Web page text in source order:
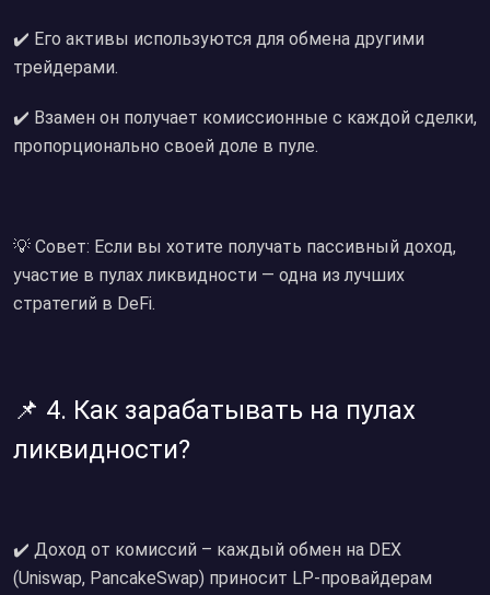
✔️ Его активы используются для обмена другими
трейдерами.
✔️ Взамен он получает комиссионные с каждой сделки,
пропорционально своей доле в пуле.
💡 Совет: Если вы хотите получать пассивный доход,
участие в пулах ликвидности — одна из лучших
стратегий в DeFi.
📌 4. Как зарабатывать на пулах
ликвидности?
✔️ Доход от комиссий – каждый обмен на DEX
(Uniswap, PancakeSwap) приносит LP-провайдерам